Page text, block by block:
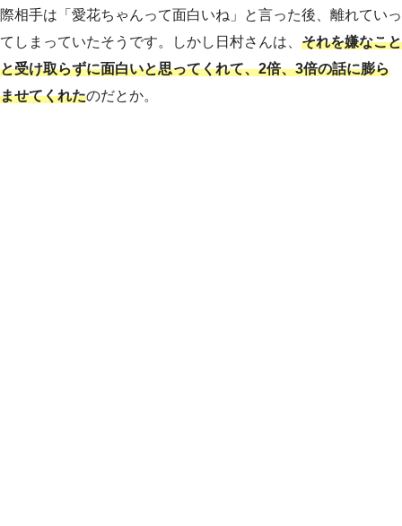
際相手は「愛花ちゃんって面白いね」と言った後、離れていっ
てしまっていたそうです。しかし日村さんは、 それを嫌なこと
と受け取らずに面白いと思ってくれて、2倍、3倍の話に膨ら
ませてくれたのだとか。